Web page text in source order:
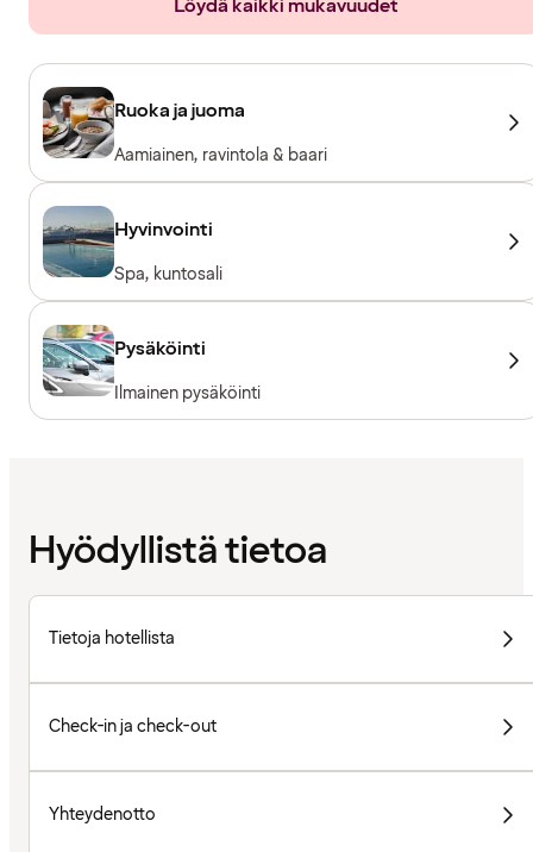
Löydä kaikki mukavuudet
Ruoka ja juoma
Aamiainen, ravintola & baari
Hyvinvointi
Spa, kuntosali
Pysäköinti
Ilmainen pysäköinti
Hyödyllistä tietoa
Tietoja hotellista
Check-in ja check-out
Yhteydenotto